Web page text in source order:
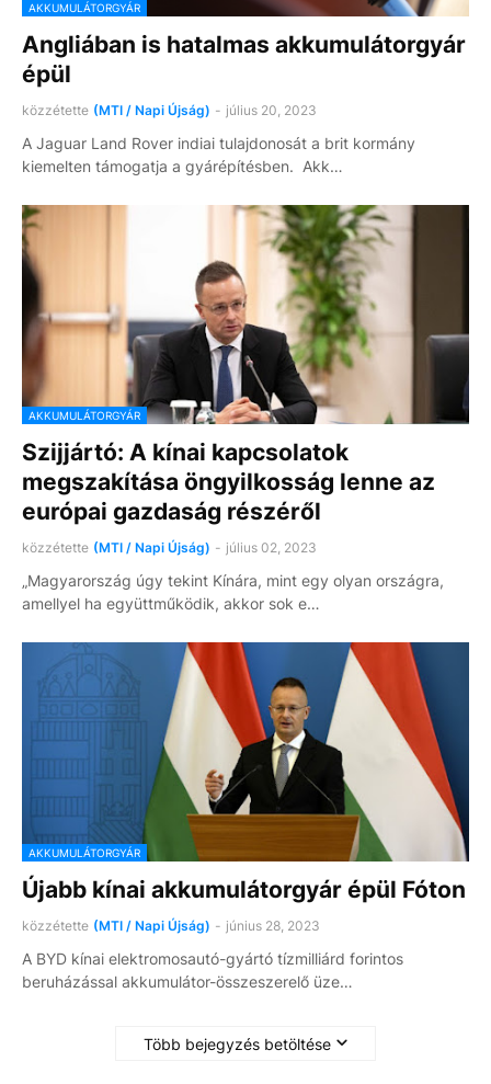
AKKUMULÁTORGYÁR
Angliában is hatalmas akkumulátorgyár
épül
közzétette (MTI / Napi Újság) - július 20, 2023
A Jaguar Land Rover indiai tulajdonosát a brit kormány
kiemelten támogatja a gyárépítésben. Akk…
AKKUMULÁTORGYÁR
Szijjártó: A kínai kapcsolatok
megszakítása öngyilkosság lenne az
európai gazdaság részéről
közzétette (MTI / Napi Újság) - július 02, 2023
„Magyarország úgy tekint Kínára, mint egy olyan országra,
amellyel ha együttműködik, akkor sok e…
AKKUMULÁTORGYÁR
Újabb kínai akkumulátorgyár épül Fóton
közzétette (MTI / Napi Újság) - június 28, 2023
A BYD kínai elektromosautó-gyártó tízmilliárd forintos
beruházással akkumulátor-összeszerelő üze…
Több bejegyzés betöltése